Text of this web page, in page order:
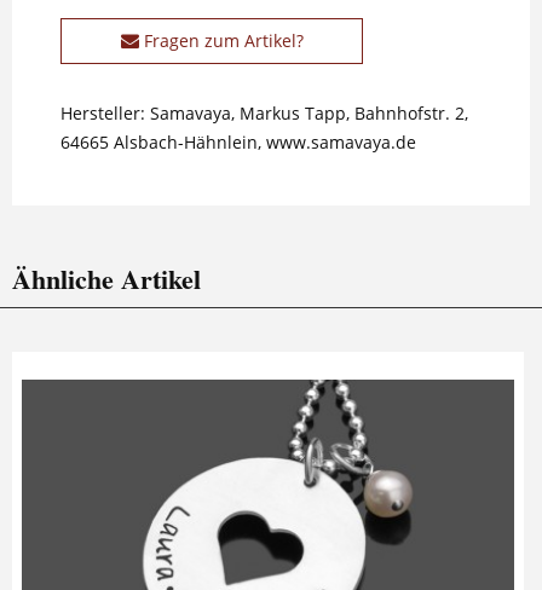
Fragen zum Artikel?
Hersteller: Samavaya, Markus Tapp, Bahnhofstr. 2,
64665 Alsbach-Hähnlein, www.samavaya.de
Ähnliche Artikel